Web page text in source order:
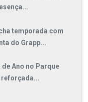
temporada com
do Grapp...
de Ano no Parque
reforçada...